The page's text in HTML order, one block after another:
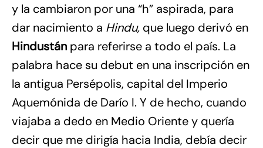
y la cambiaron por una “h” aspirada, para
dar nacimiento a Hindu, que luego derivó en
Hindustán para referirse a todo el país. La
palabra hace su debut en una inscripción en
la antigua Persépolis, capital del Imperio
Aquemónida de Darío I. Y de hecho, cuando
viajaba a dedo en Medio Oriente y quería
decir que me dirigía hacia India, debía decir